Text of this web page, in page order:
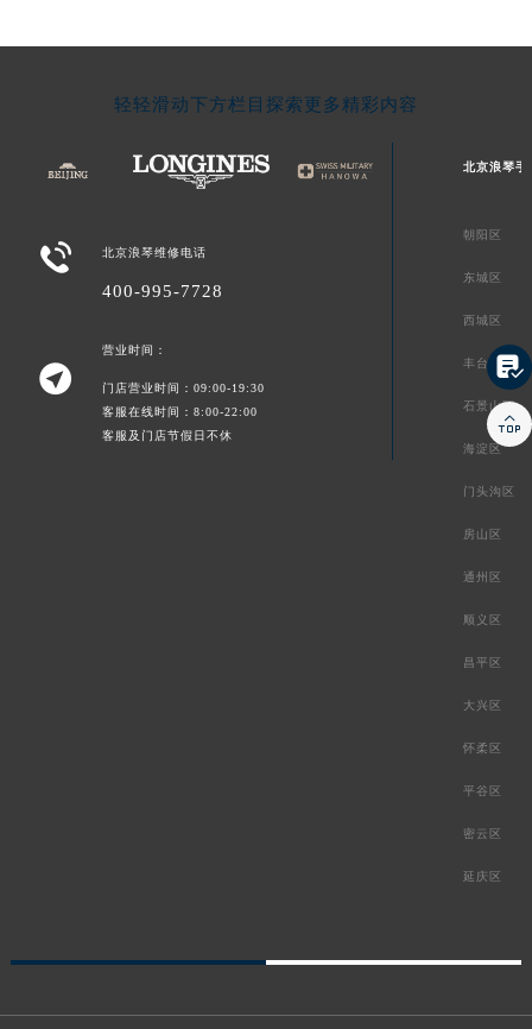
轻轻滑动下方栏目探索更多精彩内容
 北京浪琴维修电话
400-995-7728

营业时间：
门店营业时间：09:00-19:30
客服在线时间：8:00-22:00
客服及门店节假日不休
北京浪琴手
朝阳区
东城区
西城区
丰台区
石景山区
海淀区
门头沟区
房山区
通州区
顺义区
昌平区
大兴区
怀柔区
平谷区
密云区
延庆区

